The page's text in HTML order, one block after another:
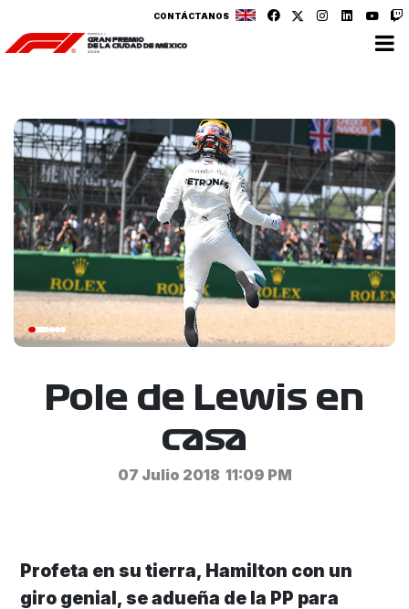
CONTÁCTANOS
Pole de Lewis en
casa
07 Julio 2018 11:09 PM
Profeta en su tierra, Hamilton con un
giro genial, se adueña de la PP para